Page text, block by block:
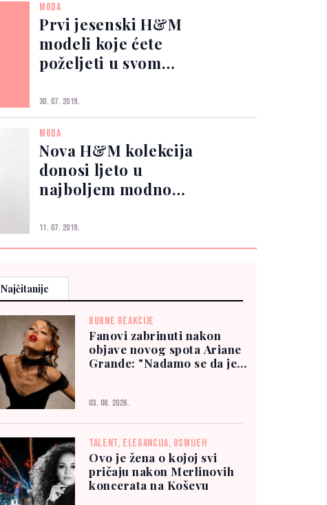
MODA
Prvi jesenski H&M
modeli koje ćete
poželjeti u svom
30. 07. 2019.
MODA
Nova H&M kolekcija
donosi ljeto u
najboljem modnom
11. 07. 2019.
Najčitanije
BURNE REAKCIJE
Fanovi zabrinuti nakon
objave novog spota Ariane
Grande: "Nadamo se da je
03. 08. 2026.
TALENT, ELEGANCIJA, OSMIJEH
Ovo je žena o kojoj svi
pričaju nakon Merlinovih
koncerata na Koševu